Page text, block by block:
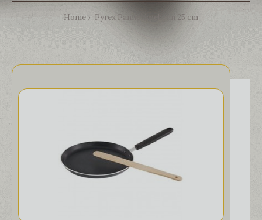
Home Pyrex Pannenkoekpan 25 cm